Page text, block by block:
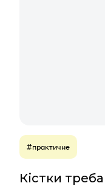
#практичне
Кістки